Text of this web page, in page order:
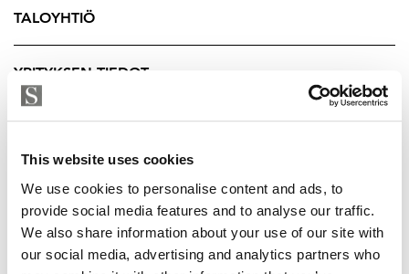
This website uses cookies
We use cookies to personalise content and ads, to
provide social media features and to analyse our traffic.
We also share information about your use of our site with
our social media, advertising and analytics partners who
Idassa. Tämän hulppean asumisen luksusta tarjoavan
varasto-osake ja autohallipaikka.
Samppalinna sijaitsee Turun parhaalla paikalla
kävelymatkan päässä ydinkeskustasta. Sen välittömässä
läheisyydessä ovat Urheilupuisto,
Aurajoki, Turun kaupunginteatteri, Wäinö Aaltosen
museo sekä koulut ja päiväkodit.
Sepänkadun kortteli on yksi Turun arvokkaimmista ja
TALOYHTIÖ
YRITYKSEN TIEDOT